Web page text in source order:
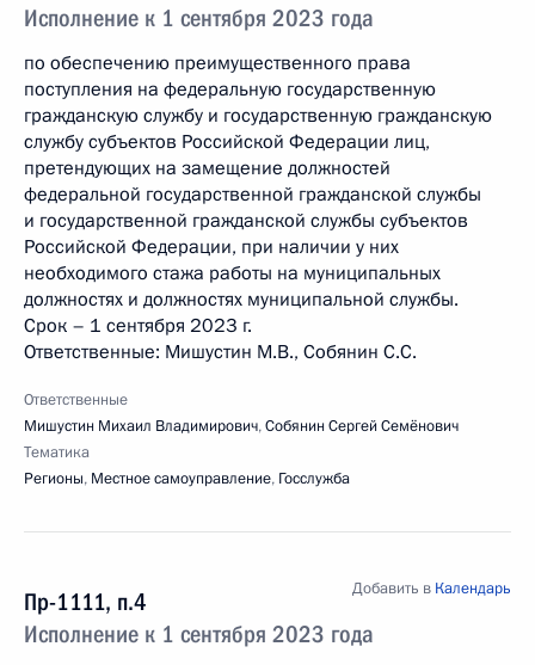
Исполнение к 1 сентября 2023 года
по обеспечению преимущественного права
поступления на федеральную государственную
гражданскую службу и государственную гражданскую
службу субъектов Российской Федерации лиц,
претендующих на замещение должностей
федеральной государственной гражданской службы
и государственной гражданской службы субъектов
Российской Федерации, при наличии у них
необходимого стажа работы на муниципальных
должностях и должностях муниципальной службы.
Срок – 1 сентября 2023 г.
Ответственные: Мишустин М.В., Собянин С.С.
Ответственные
Мишустин Михаил Владимирович,Собянин Сергей Семёнович
Тематика
Регионы, Местное самоуправление, Госслужба
Пр-1111, п.4
Исполнение к 1 сентября 2023 года
Добавить в Календарь